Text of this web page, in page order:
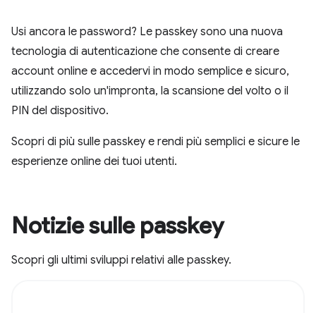
Usi ancora le password? Le passkey sono una nuova
tecnologia di autenticazione che consente di creare
account online e accedervi in modo semplice e sicuro,
utilizzando solo un'impronta, la scansione del volto o il
PIN del dispositivo.
Scopri di più sulle passkey e rendi più semplici e sicure le
esperienze online dei tuoi utenti.
Notizie sulle passkey
Scopri gli ultimi sviluppi relativi alle passkey.